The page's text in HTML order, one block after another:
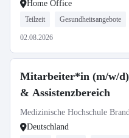
Home Office
Teilzeit Gesundheitsangebote
02.08.2026
Mitarbeiter*in (m/w/
& Assistenzbereich
Medizinische Hochschule
Deutschland